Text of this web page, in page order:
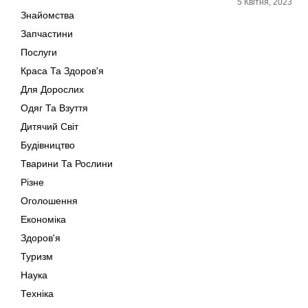
Знайомства
Запчастини
Послуги
Краса Та Здоров'я
Для Дорослих
Одяг Та Взуття
Дитячий Світ
Будівництво
Тварини Та Рослини
Різне
Оголошення
Економіка
Здоров'я
Туризм
Наука
Техніка
5 Квітня, 2023